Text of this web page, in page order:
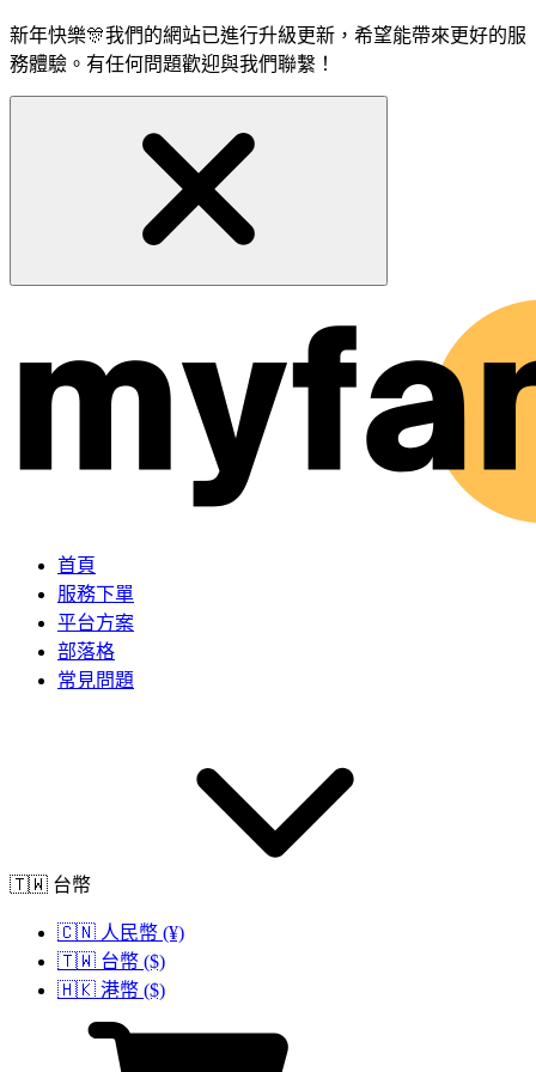
新年快樂🎊我們的網站已進行升級更新，希望能帶來更好的服
務體驗。有任何問題歡迎與我們聯繫！
首頁
服務下單
平台方案
部落格
常見問題
🇹🇼 台幣
🇨🇳 人民幣 (¥)
🇹🇼 台幣 ($)
🇭🇰 港幣 ($)